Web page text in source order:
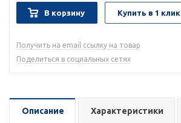
В корзину Купить в 1 клик
Получить на email ссылку на товар
Поделиться в социальных сетях
Описание Характеристики